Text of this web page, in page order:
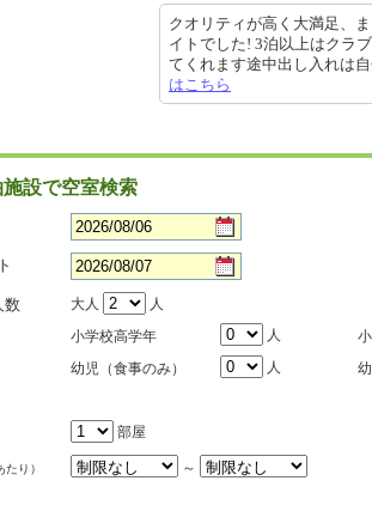
クオリティが高く大満足、
イトでした! 3泊以上はクラ
てくれます途中出し入れは
はこちら
設で空室検索
数 大人
人
小学校高学年
人
幼児（食事のみ）
人
部屋
たり） ～